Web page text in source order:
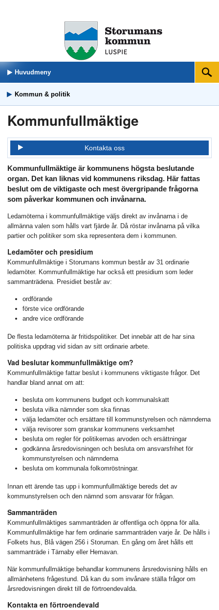
Huvudmeny Sök
Kommun & politik
Kommunfullmäktige
Kontakta oss
Kommunfullmäktige är kommunens högsta beslutande
organ. Det kan liknas vid kommunens riksdag. Här fattas
beslut om de viktigaste och mest övergripande frågorna
som påverkar kommunen och invånarna.
Ledamöterna i kommunfullmäktige väljs direkt av invånarna i de
allmänna valen som hålls vart fjärde år. Då röstar invånarna på vilka
partier och politiker som ska representera dem i kommunen.
Ledamöter och presidium
Kommunfullmäktige i Storumans kommun består av 31 ordinarie
ledamöter. Kommunfullmäktige har också ett presidium som leder
sammanträdena. Presidiet består av:
ordförande
förste vice ordförande
andre vice ordförande
De flesta ledamöterna är fritidspolitiker. Det innebär att de har sina
politiska uppdrag vid sidan av sitt ordinarie arbete.
Vad beslutar kommunfullmäktige om?
Kommunfullmäktige fattar beslut i kommunens viktigaste frågor. Det
handlar bland annat om att:
besluta om kommunens budget och kommunalskatt
besluta vilka nämnder som ska finnas
välja ledamöter och ersättare till kommunstyrelsen och nämnderna
välja revisorer som granskar kommunens verksamhet
besluta om regler för politikernas arvoden och ersättningar
godkänna årsredovisningen och besluta om ansvarsfrihet för
kommunstyrelsen och nämnderna
besluta om kommunala folkomröstningar.
Innan ett ärende tas upp i kommunfullmäktige bereds det av
kommunstyrelsen och den nämnd som ansvarar för frågan.
Sammanträden
Kommunfullmäktiges sammanträden är offentliga och öppna för alla.
Kommunfullmäktige har fem ordinarie sammanträden varje år. De hålls i
Folkets hus, Blå vägen 256 i Storuman. En gång om året hålls ett
sammanträde i Tärnaby eller Hemavan.
När kommunfullmäktige behandlar kommunens årsredovisning hålls en
allmänhetens frågestund. Då kan du som invånare ställa frågor om
årsredovisningen direkt till de förtroendevalda.
Kontakta en förtroendevald